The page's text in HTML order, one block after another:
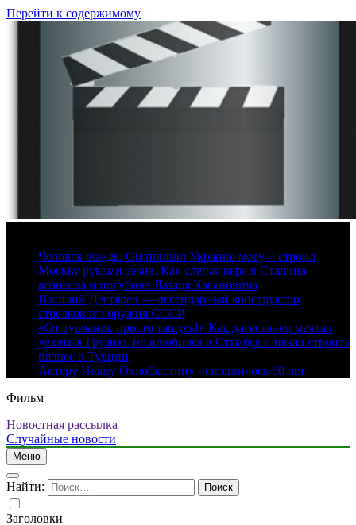
Перейти к содержимому
Человек вождя. Он привил Украине мову и строил
Москву руками зэков. Как слепая вера в Сталина
вознесла и погубила Лазаря Кагановича
Василий Дегтярев — легендарный конструктор
стрелкового оружия СССР
«От турчанок просто тащусь!» Как дагестанец мечтал
уехать в Грузию, но влюбился в Стамбул и начал строить
бизнес в Турции
Актеру Ивану Охлобыстину исполнилось 60 лет
Фильм
Новостная рассылка
Случайные новости
Меню
Найти:
Заголовки